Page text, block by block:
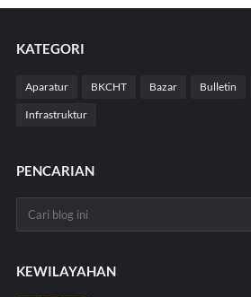
KATEGORI
Aparatur BKCHT Bazar Bulletin
Infrastruktur
PENCARIAN
KEWILAYAHAN